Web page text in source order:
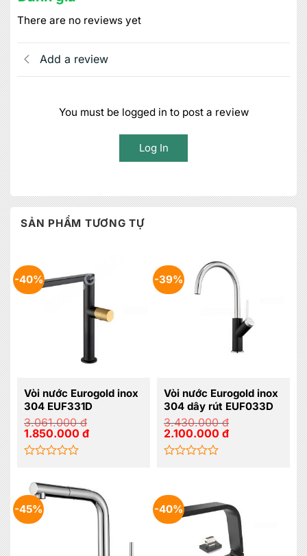
There are no reviews yet
Add a review
You must be logged in to post a review
Log In
SẢN PHẨM TƯƠNG TỰ
-40%
Vòi nước Eurogold inox
304 EUF331D
3.061.000đ
Giá
gốc
là:
3.061.000 đ.
1.850.000 đGiá
hạng
0
5
sao
-39%
Vòi nước Eurogold inox
304 dây rút EUF033D
3.430.000đ
Giá
gốc
là:
3.430.000 đ.
2.100.000 đGiá
0
5
sao
-45% -40%